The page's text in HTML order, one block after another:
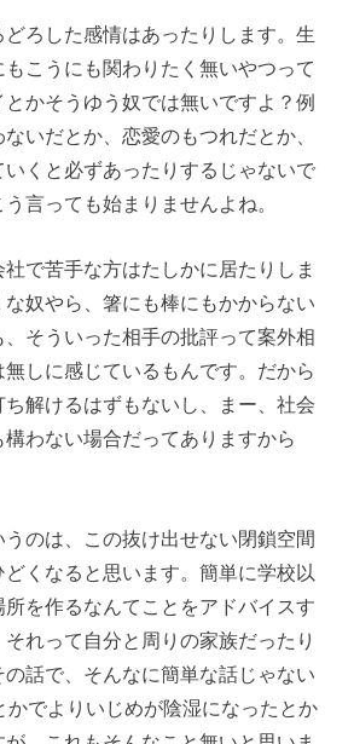
ろした感情はあったりします。生
こうにも関わりたく無いやつって
かそうゆう奴では無いですよ？例
いだとか、恋愛のもつれだとか、
くと必ずあったりするじゃないで
言っても始まりませんよね。
で苦手な方はたしかに居たりしま
奴やら、箸にも棒にもかからない
そういった相手の批評って案外相
しに感じているもんです。だから
解けるはずもないし、まー、社会
構わない場合だってありますから
のは、この抜け出せない閉鎖空間
くなると思います。簡単に学校以
を作るなんてことをアドバイスす
れって自分と周りの家族だったり
話で、そんなに簡単な話じゃない
かでよりいじめが陰湿になったとか